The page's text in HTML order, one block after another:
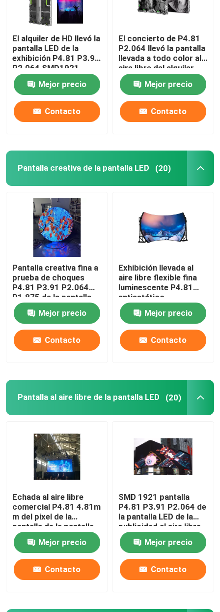
Baldosas de la pantalla del LED
Pantalla del espejo LED
Pared de video LED para interiores
Pantalla LED del ojo desnudo 3D
El alquiler de HD llevó la
pantalla LED de la
exhibición P4.81 P3.91
P2.064 SMD1921
Mejor precio
Contacto
El concierto de P4.81
P2.064 llevó la pantalla
llevada a todo color al
aire libre del alquiler
1R1G1B de la pantalla
Mejor precio
Contacto
Pantalla creativa de la pantalla LED (20)
Pantalla creativa fina a
prueba de choques
P4.81 P3.91 P2.064
P1.875 de la pantalla
LED
Mejor precio
Contacto
Exhibición llevada al
aire libre flexible fina
luminescente P4.81
antiestático
Mejor precio
Contacto
Pantalla al aire libre de la pantalla LED (20)
Echada al aire libre
comercial P4.81 4.81m
m del pixel de la
pantalla de la pantalla
LED del Pentium 4
Mejor precio
Contacto
SMD 1921 pantalla
P4.81 P3.91 P2.064 de
la pantalla LED de la
publicidad al aire libre
2121 3D
Mejor precio
Contacto